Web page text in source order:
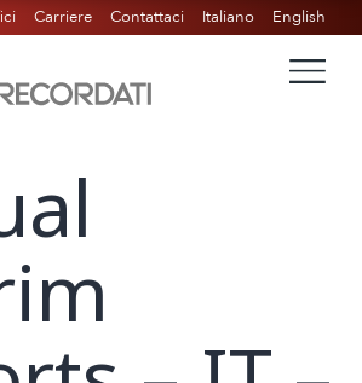
Carriere Contattaci Italiano English